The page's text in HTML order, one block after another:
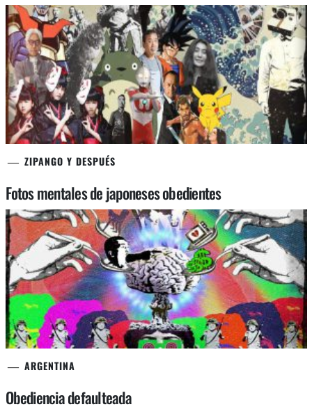
ZIPANGO Y DESPUÉS
Fotos mentales de japoneses obedientes
ARGENTINA
Obediencia defaulteada